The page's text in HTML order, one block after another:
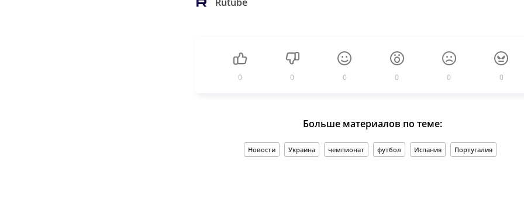
0 0 0 0 0 0
Больше материалов по теме:
Новости Украина чемпионат футбол Испания Португалия